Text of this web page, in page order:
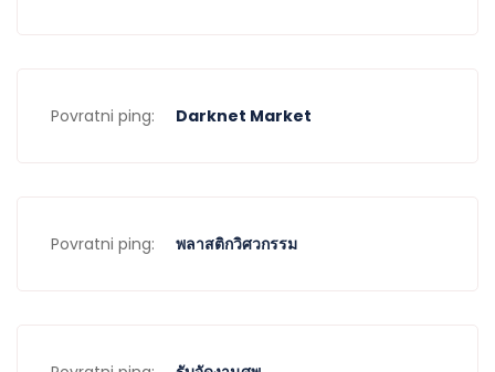
Povratni ping: Darknet Market
Povratni ping: พลาสติกวิศวกรรม